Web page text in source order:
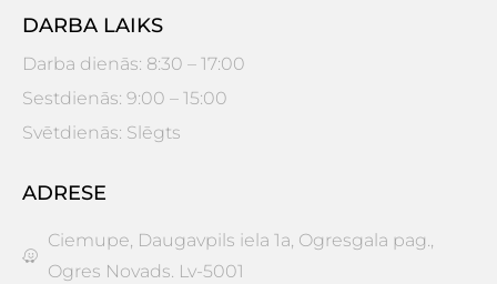
DARBA LAIKS
Darba dienās: 8:30 – 17:00
Sestdienās: 9:00 – 15:00
Svētdienās: Slēgts
ADRESE
Ciemupe, Daugavpils iela 1a, Ogresgala pag.,
Ogres Novads. Lv-5001